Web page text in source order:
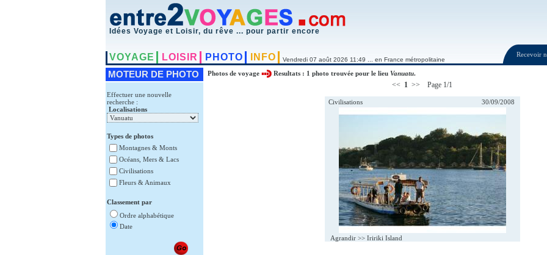
Idées Voyage et Loisir, du rêve ... pour partir encore
VOYAGE LOISIR PHOTO INFO Vendredi 07 août 2026 11:49 ... en France métropolitaine
Recevoir
MOTEUR DE PHOTO
Effectuer une nouvelle
recherche :
Localisations
Types de photos
Montagnes & Monts
Océans, Mers & Lacs
Civilisations
Fleurs & Animaux
Classement par
Ordre alphabétique
Date
Photos de voyage Resultats : 1 photo trouvée pour le lieu Vanuatu.
<< 1 >> Page 1/1
Civilisations 30/09/2008
Agrandir >> Iririki Island